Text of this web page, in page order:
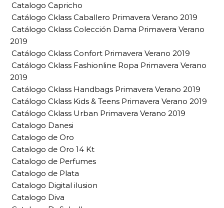
Catalogo Capricho
Catálogo Cklass Caballero Primavera Verano 2019
Catálogo Cklass Colección Dama Primavera Verano
2019
Catálogo Cklass Confort Primavera Verano 2019
Catálogo Cklass Fashionline Ropa Primavera Verano
2019
Catálogo Cklass Handbags Primavera Verano 2019
Catálogo Cklass Kids & Teens Primavera Verano 2019
Catálogo Cklass Urban Primavera Verano 2019
Catalogo Danesi
Catalogo de Oro
Catalogo de Oro 14 Kt
Catalogo de Perfumes
Catalogo de Plata
Catalogo Digital ilusion
Catalogo Diva